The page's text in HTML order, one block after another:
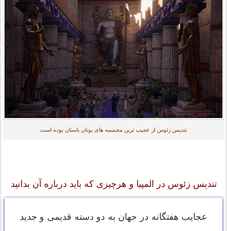
تندیس زئوس از عجیب ترین مجسمه های یونان باستان بوده است
تندیس زئوس در المپیا و هرچیزی که باید درباره آن بدانید
عجایب هفتگانه در جهان به دو دسته قدیمی و جدید